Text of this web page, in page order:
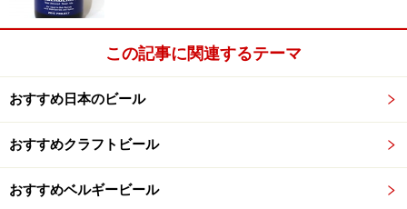
この記事に関連するテーマ
おすすめ日本のビール
おすすめクラフトビール
おすすめベルギービール